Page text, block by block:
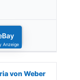
von Weber